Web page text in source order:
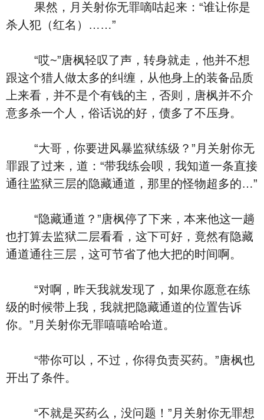
果然，月关射你无罪嘀咕起来：“谁让你是
杀人犯（红名）……”
“哎~”唐枫轻叹了声，转身就走，他并不想
跟这个猎人做太多的纠缠，从他身上的装备品质
上来看，并不是个有钱的主，否则，唐枫并不介
意多杀一个人，俗话说的好，债多了不压身。
“大哥，你要进风暴监狱练级？”月关射你无
罪跟了过来，道：“带我练会呗，我知道一条直接
通往监狱三层的隐藏通道，那里的怪物超多的…”
“隐藏通道？”唐枫停了下来，本来他这一趟
也打算去监狱二层看看，这下可好，竟然有隐藏
通道通往三层，这可节省了他大把的时间啊。
“对啊，昨天我就发现了，如果你愿意在练
级的时候带上我，我就把隐藏通道的位置告诉
你。”月关射你无罪嘻嘻哈哈道。
“带你可以，不过，你得负责买药。”唐枫也
开出了条件。
“不就是买药么，没问题！”月关射你无罪想